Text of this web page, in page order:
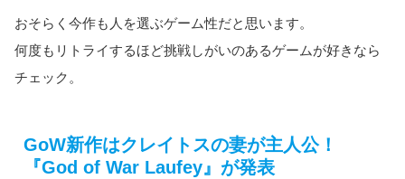
おそらく今作も人を選ぶゲーム性だと思います。
何度もリトライするほど挑戦しがいのあるゲームが好きなら
チェック。
GoW新作はクレイトスの妻が主人公！
『God of War Laufey』が発表